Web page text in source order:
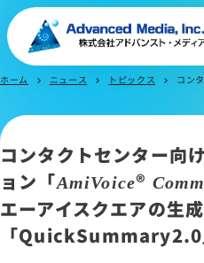
オウンドメディア
ニュース
IR情報
よくあるご質問
ホーム chevron_right ニュース chevron_right トピックス chevron_right コンタクトセンタ
コンタクトセンター向
ョン「AmiVoice®
エーアイスクエアの生
「QuickSummary2.0